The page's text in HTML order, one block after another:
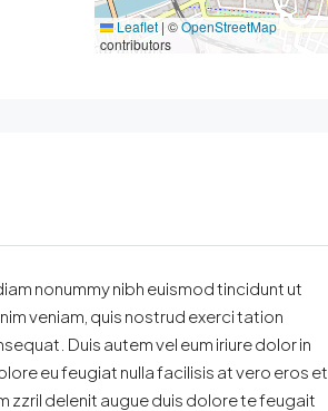
Leaflet| ©OpenStreetMap
contributors
nonummy nibh euismod tincidunt ut
veniam, quis nostrud exerci tation
Duis autem vel eum iriure dolor in
eu feugiat nulla facilisis at vero eros et
zzril delenit augue duis dolore te feugait